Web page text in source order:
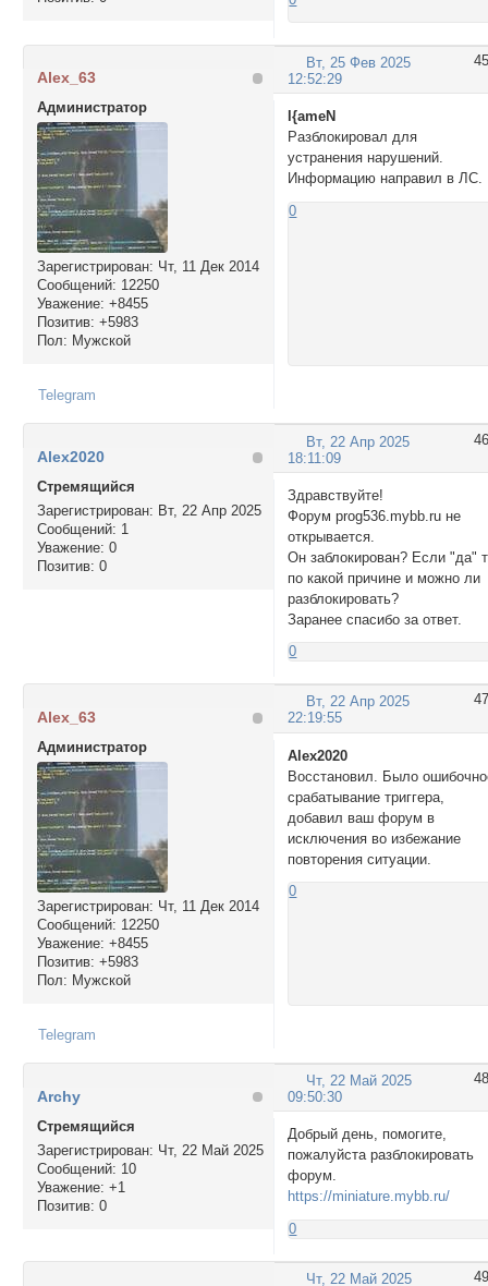
45
Вт, 25 Фев 2025
12:52:29
Alex_63
Администратор
Зарегистрирован: Чт, 11 Дек 2014
Сообщений: 12250
Уважение: +8455
Позитив: +5983
Пол: Мужской
l{ameN
Разблокировал для
устранения нарушений.
Информацию направил в ЛС.
0
Telegram
46
Вт, 22 Апр 2025
18:11:09
Alex2020
Стремящийся
Зарегистрирован: Вт, 22 Апр 2025
Сообщений: 1
Уважение: 0
Позитив: 0
Здравствуйте!
Форум prog536.mybb.ru не
открывается.
Он заблокирован? Если "да"
по какой причине и можно ли
разблокировать?
Заранее спасибо за ответ.
0
47
Вт, 22 Апр 2025
22:19:55
Alex_63
Администратор
Зарегистрирован: Чт, 11 Дек 2014
Сообщений: 12250
Уважение: +8455
Позитив: +5983
Пол: Мужской
Alex2020
Восстановил. Было
срабатывание триггера,
добавил ваш форум в
исключения во избежание
повторения ситуации.
0
Telegram
48
Чт, 22 Май 2025
09:50:30
Archy
Стремящийся
Зарегистрирован: Чт, 22 Май 2025
Сообщений: 10
Уважение: +1
Позитив: 0
Добрый день, помогите,
пожалуйста разблокировать
форум.
https://miniature.mybb.ru/
0
49
Чт, 22 Май 2025